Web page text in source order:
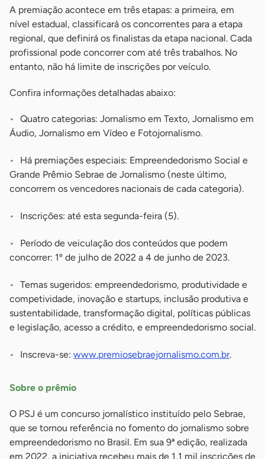
A premiação acontece em três etapas: a primeira, em
nível estadual, classificará os concorrentes para a etapa
regional, que definirá os finalistas da etapa nacional. Cada
profissional pode concorrer com até três trabalhos. No
entanto, não há limite de inscrições por veículo.
Confira informações detalhadas abaixo:
Quatro categorias: Jornalismo em Texto, Jornalismo em
Áudio, Jornalismo em Vídeo e Fotojornalismo.
Há premiações especiais: Empreendedorismo Social e
Grande Prêmio Sebrae de Jornalismo (neste último,
concorrem os vencedores nacionais de cada categoria).
Inscrições: até esta segunda-feira (5).
Período de veiculação dos conteúdos que podem
concorrer: 1º de julho de 2022 a 4 de junho de 2023.
Temas sugeridos: empreendedorismo, produtividade e
competividade, inovação e startups, inclusão produtiva e
sustentabilidade, transformação digital, políticas públicas
e legislação, acesso a crédito, e empreendedorismo social.
Inscreva-se: www.premiosebraejornalismo.com.br.
Sobre o prêmio
O PSJ é um concurso jornalístico instituído pelo Sebrae,
que se tornou referência no fomento do jornalismo sobre
empreendedorismo no Brasil. Em sua 9ª edição, realizada
em 2022, a iniciativa recebeu mais de 1,1 mil inscrições de